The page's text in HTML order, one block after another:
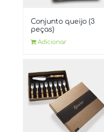
Conjunto queijo (3
peças)
Adicionar